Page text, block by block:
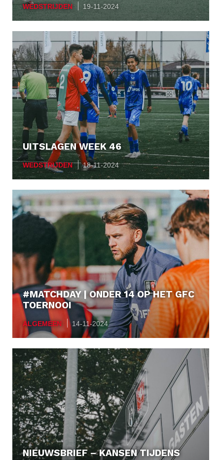
WEDSTRIJDEN 19-11-2024
UITSLAGEN WEEK 46
WEDSTRIJDEN 18-11-2024
#MATCHDAY | ONDER 14 OP HET GFC
TOERNOOI
ALGEMEEN 14-11-2024
NIEUWSBRIEF – KANSEN TIJDENS